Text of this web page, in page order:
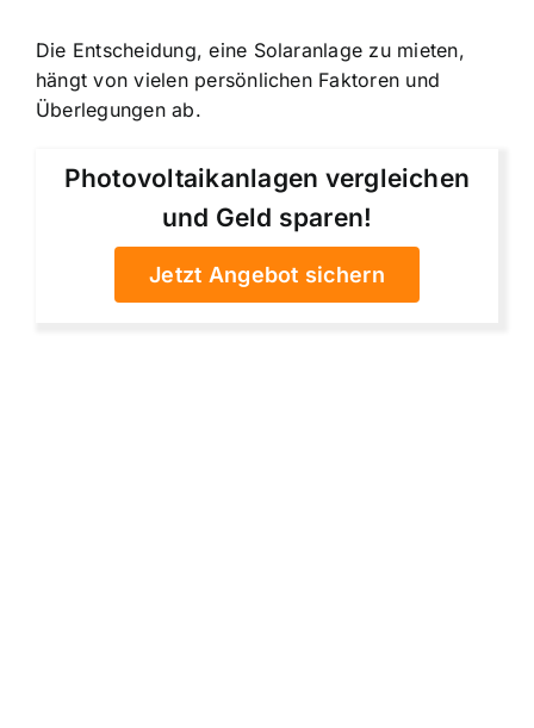
Die Entscheidung, eine Solaranlage zu mieten,
hängt von vielen persönlichen Faktoren und
Überlegungen ab.
Photovoltaikanlagen vergleichen
und Geld sparen!
Jetzt Angebot sichern